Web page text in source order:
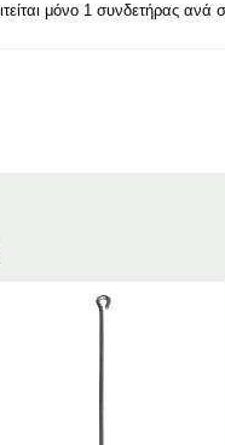
μόνο 1 συνδετήρας ανά